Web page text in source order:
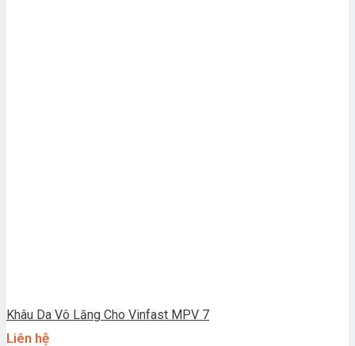
Khâu Da Vô Lăng Cho Vinfast MPV 7
Liên hệ